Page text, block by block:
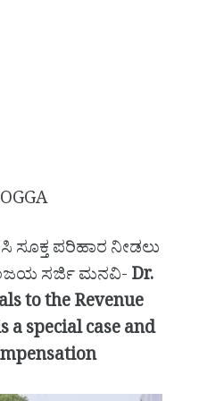
ಸೂಕ್ತ ಪರಿಹಾರ ನೀಡಲು
ಸರ್ಜಿ ಮನವಿ- Dr.
to the Revenue
special case and